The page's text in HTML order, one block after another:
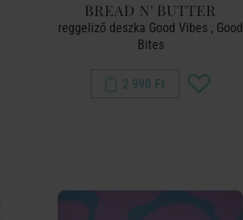
BREAD N' BUTTER
reggeliző deszka Good Vibes , Good
Bites
2 990 Ft